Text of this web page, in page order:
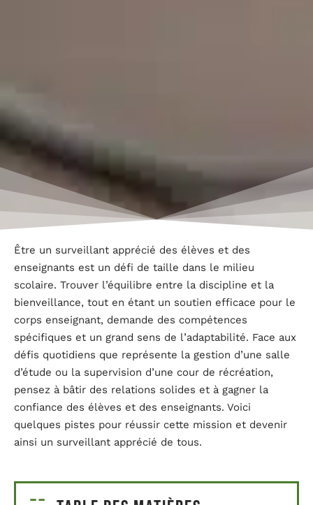
Être un surveillant apprécié des élèves et des
enseignants est un défi de taille dans le milieu
scolaire. Trouver l’équilibre entre la discipline et la
bienveillance, tout en étant un soutien efficace pour le
corps enseignant, demande des compétences
spécifiques et un grand sens de l’adaptabilité. Face aux
défis quotidiens que représente la gestion d’une salle
d’étude ou la supervision d’une cour de récréation,
pensez à bâtir des relations solides et à gagner la
confiance des élèves et des enseignants. Voici
quelques pistes pour réussir cette mission et devenir
ainsi un surveillant apprécié de tous.